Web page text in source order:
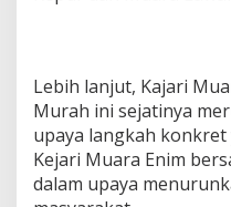
Lebih lanjut, Kajari
Murah ini sejatinya
upaya langkah
Kejari Muara Enim
dalam upaya